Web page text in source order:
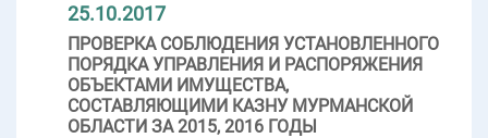
25.10.2017
ПРОВЕРКА СОБЛЮДЕНИЯ УСТАНОВЛЕННОГО
ПОРЯДКА УПРАВЛЕНИЯ И РАСПОРЯЖЕНИЯ
ОБЪЕКТАМИ ИМУЩЕСТВА,
СОСТАВЛЯЮЩИМИ КАЗНУ МУРМАНСКОЙ
ОБЛАСТИ ЗА 2015, 2016 ГОДЫ